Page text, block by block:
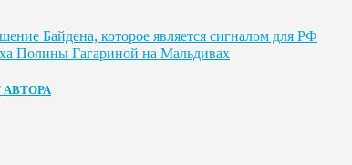
Байдена, которое является сигналом для РФ
Полины Гагариной на Мальдивах